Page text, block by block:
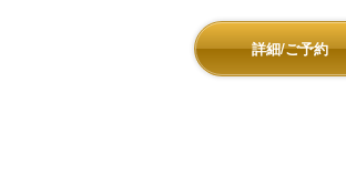
詳細/ご予約